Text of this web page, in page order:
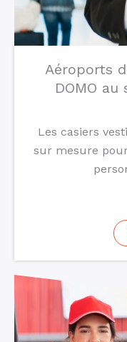
Aéroports
DOMO
Les casiers
sur mesure